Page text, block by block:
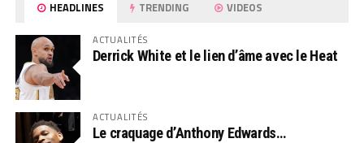
HEADLINES TRENDING VIDEOS
ACTUALITÉS
Derrick White et le lien d’âme avec le Heat
ACTUALITÉS
Le craquage d’Anthony Edwards…